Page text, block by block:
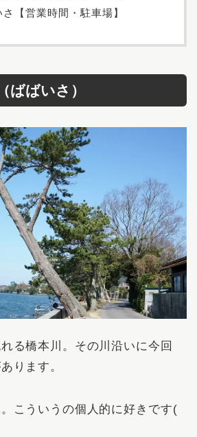
【営業時間・駐車場】
ばばいさ）
る橋本川。その川沿いに今回
ります。
こういうの個人的に好きです(